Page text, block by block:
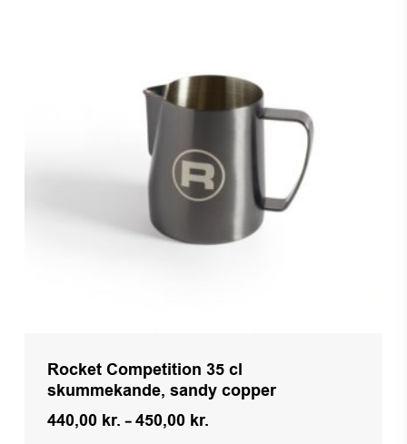
Rocket Competition 35 cl
skummekande, sandy copper
440,00 kr. –450,00 kr.